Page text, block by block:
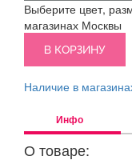
Выберите цвет,
магазинах Москвы
В КОРЗИНУ
Наличие в
Инфо
О товаре: